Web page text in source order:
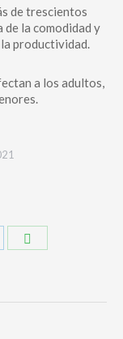
de trescientos
la comodidad y
productividad.
a los adultos,